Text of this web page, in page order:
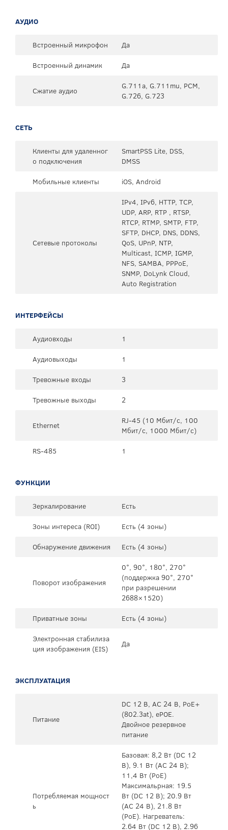
АУДИО
Встроенный микрофон
Да
Встроенный динамик
Да
Сжатие аудио
G.711a, G.711mu, PCM,
G.726, G.723
СЕТЬ
Клиенты для удаленног
о подключения
SmartPSS Lite, DSS,
DMSS
Мобильные клиенты
iOS, Android
Сетевые протоколы
IPv4, IPv6, HTTP, TCP,
UDP, ARP, RTP , RTSP,
RTCP, RTMP, SMTP, FTP,
SFTP, DHCP, DNS, DDNS,
QoS, UPnP, NTP,
Multicast, ICMP, IGMP,
NFS, SAMBA, PPPoE,
SNMP, DoLynk Cloud,
Auto Registration
ИНТЕРФЕЙСЫ
Аудиовходы
1
Аудиовыходы
1
Тревожные входы
3
Тревожные выходы
2
Ethernet
RJ-45 (10 Мбит/с, 100
Мбит/с, 1000 Мбит/с)
RS-485
1
ФУНКЦИИ
Зеркалирование
Есть
Зоны интереса (ROI)
Есть (4 зоны)
Обнаружение движения
Есть (4 зоны)
Поворот изображения
0°, 90°, 180°, 270°
(поддержка 90°, 270°
при разрешении
2688×1520)
Приватные зоны
Есть (4 зоны)
Электронная стабилиза
ция изображения (EIS)
Да
ЭКСПЛУАТАЦИЯ
Питание
DC 12 В, AC 24 В, PoE+
(802.3at), ePOE.
Двойное резервное
питание
Потребляемая мощност
ь
Базовая: 8,2 Вт (DC 12
В), 9.1 Вт (AC 24 В);
11,4 Вт (PoE)
Максимальрная: 19.5
Вт (DC 12 В); 20.9 Вт
(AC 24 В), 21.8 Вт
(PoE). Нагреватель:
2.64 Вт (DC 12 В), 2.96